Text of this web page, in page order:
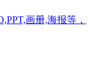
画册,海报等，